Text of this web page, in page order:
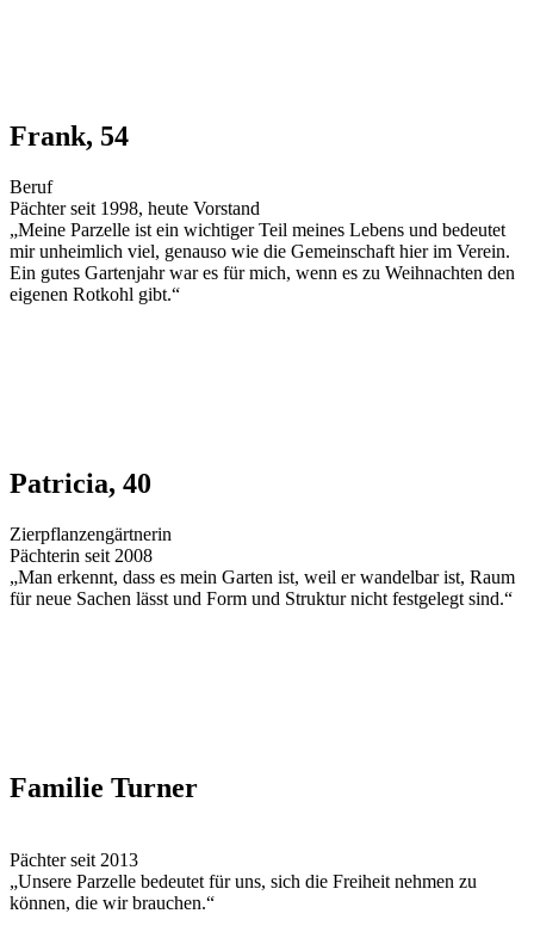
Frank, 54
Beruf
Pächter seit 1998, heute Vorstand
„Meine Parzelle ist ein wichtiger Teil meines Lebens und bedeutet
mir unheimlich viel, genauso wie die Gemeinschaft hier im Verein.
Ein gutes Gartenjahr war es für mich, wenn es zu Weihnachten den
eigenen Rotkohl gibt.“
Patricia, 40
Zierpflanzengärtnerin
Pächterin seit 2008
„Man erkennt, dass es mein Garten ist, weil er wandelbar ist, Raum
für neue Sachen lässt und Form und Struktur nicht festgelegt sind.“
Familie Turner
Pächter seit 2013
„Unsere Parzelle bedeutet für uns, sich die Freiheit nehmen zu
können, die wir brauchen.“